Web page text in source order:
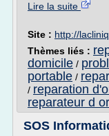
Lire la suite
Site : http://
Thèmes liés :
domicile /
portable /
/ reparation
reparateur d
SOS